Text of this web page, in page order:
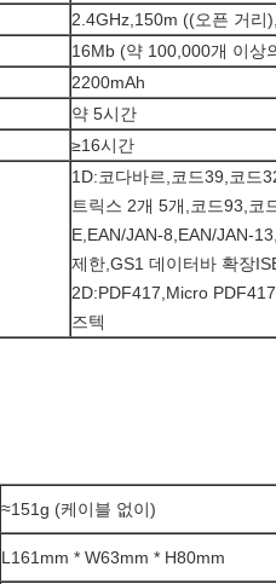
2.4GHz,150m ((오픈 거리
16Mb (약 100,000개 이상
2200mAh
약 5시간
≥16시간
1D:코다바르,코드39,코드
트릭스 2개 5개,코드93,코
E,EAN/JAN-8,EAN/JAN-
제한,GS1 데이터바 확장
2D:PDF417,Micro
즈텍
≈151g (케이블 없이)
L161mm * W63mm * H80mm